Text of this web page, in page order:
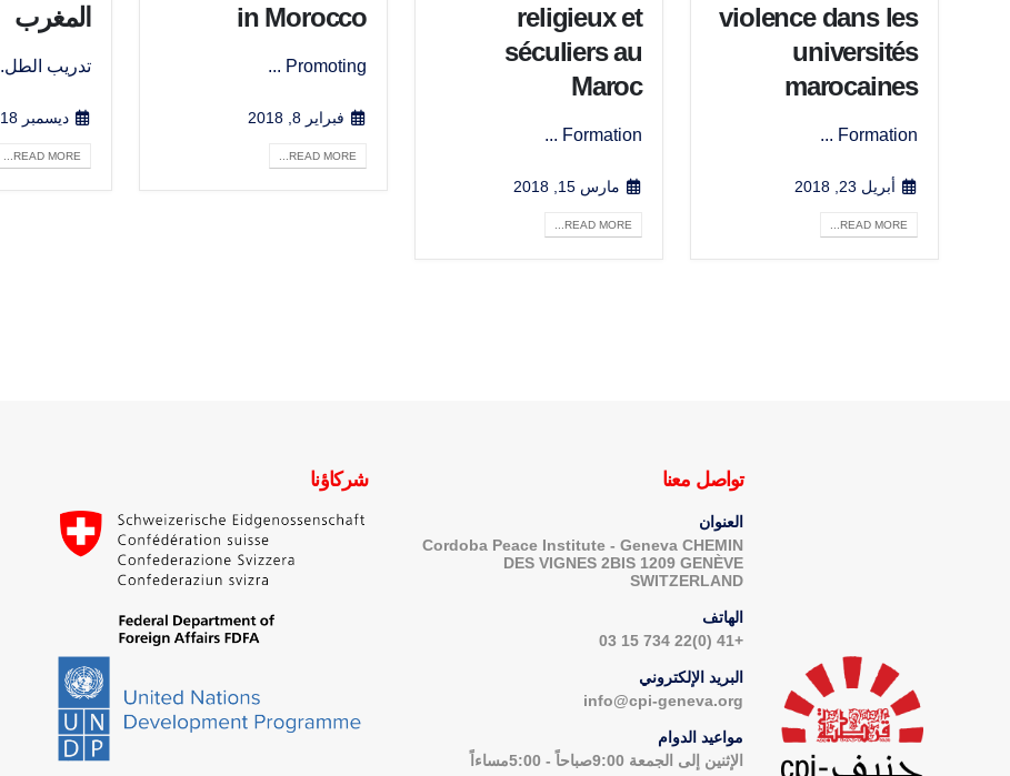
violence dans les
universités
marocaines
Formation ...
أبريل 23, 2018
READ MORE...
religieux et
séculiers au
Maroc
Formation ...
مارس 15, 2018
READ MORE...
in Morocco
Promoting ...
فبراير 8, 2018
READ MORE...
المغرب
تدريب
ديسمبر 18, 2017
READ MORE...
تواصل معنا
العنوان
Cordoba Peace Institute - Geneva CHEMIN
DES VIGNES 2BIS 1209 GENÈVE
SWITZERLAND
الهاتف
+41 (0)22 734 15 03
البريد الإلكتروني
info@cpi-geneva.org
مواعيد الدوام
الإثنين إلى الجمعة 9:00صباحاً - 5:00مساءاً
شركاؤنا